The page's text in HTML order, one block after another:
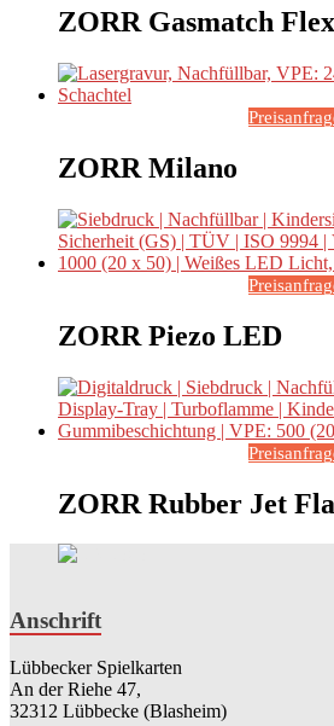
ZORR Gasmatch
ZORR Milano
ZORR Piezo LED
ZORR Rubber Jet
Anschrift
Lübbecker Spielkarten
An der Riehe 47,
32312 Lübbecke (Blasheim)